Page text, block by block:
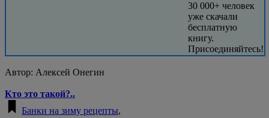
30 000+ человек
уже скачали
бесплатную
книгу.
Присоединяйтесь!
Автор: Алексей Онегин
Кто это такой?..
Банки на зиму рецепты,